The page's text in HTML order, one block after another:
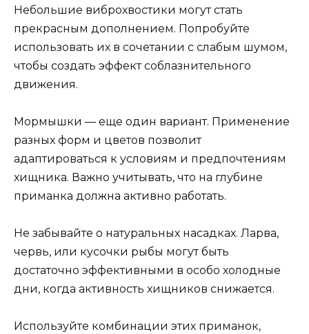
Небольшие виброхвостики могут стать
прекрасным дополнением. Попробуйте
использовать их в сочетании с слабым шумом,
чтобы создать эффект соблазнительного
движения.
Мормышки — еще один вариант. Применение
разных форм и цветов позволит
адаптироваться к условиям и предпочтениям
хищника. Важно учитывать, что на глубине
приманка должна активно работать.
Не забывайте о натуральных насадках. Ларва,
червь, или кусочки рыбы могут быть
достаточно эффективными в особо холодные
дни, когда активность хищников снижается.
Используйте комбинации этих приманок,